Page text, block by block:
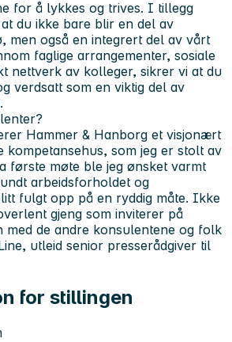
for å lykkes og trives. I tillegg
du ikke bare blir en del av
men også en integrert del av vårt
faglige arrangementer, sosiale
nettverk av kolleger, sikrer vi at du
verdsatt som en viktig del av
Hammer & Hanborg et visjonært
kompetansehus, som jeg er stolt av
første møte ble jeg ønsket varmt
arbeidsforholdet og
fulgt opp på en ryddig måte. Ikke
gjeng som inviterer på
med de andre konsulentene og folk
utleid senior presserådgiver til
for stillingen